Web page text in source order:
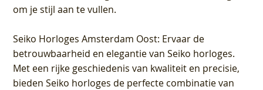
om je stijl aan te vullen.
Seiko Horloges Amsterdam Oost: Ervaar de
betrouwbaarheid en elegantie van Seiko horloges.
Met een rijke geschiedenis van kwaliteit en precisie,
bieden Seiko horloges de perfecte combinatie van